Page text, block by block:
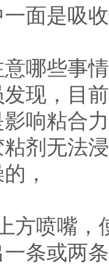
面是吸
哪些事
现，目
响粘合
剂无法
，
方喷嘴，
条或两